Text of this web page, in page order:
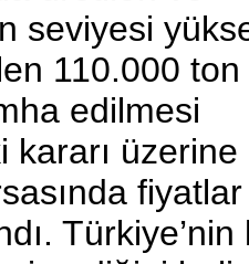
seviyesi
110.000 ton
edilmesi
kararı üzerine